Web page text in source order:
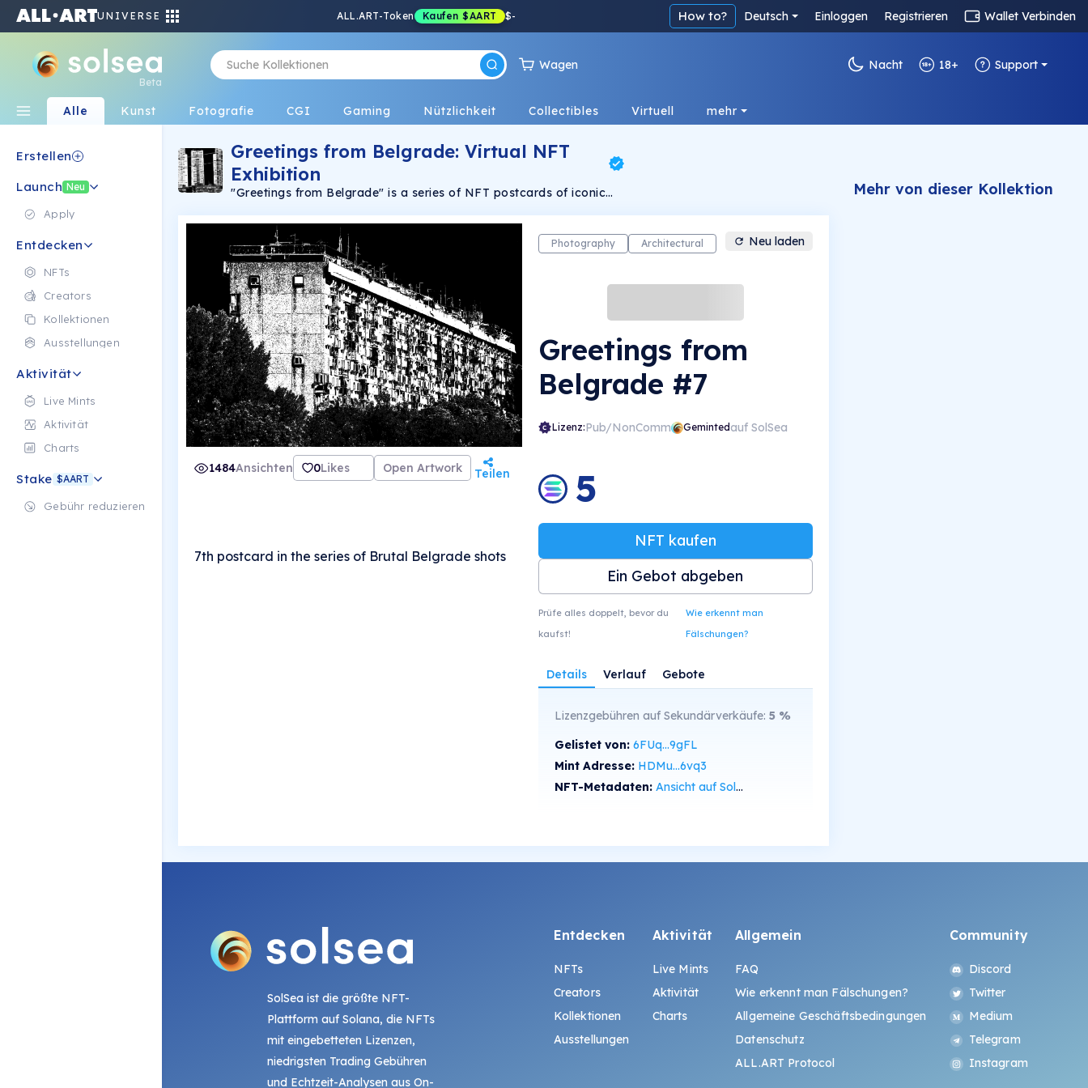
UNIVERSE ALL.ART-Token Kaufen $AART $- How to? Deutsch Einloggen Registrieren Wallet Verbinden
Beta
Wagen Nacht 18+ Support
Alle Kunst Fotografie CGI Gaming Nützlichkeit Collectibles Virtuell mehr
Erstellen
Launch Neu
Apply
Entdecken
NFTs
Creators
Kollektionen
Ausstellungen
Aktivität
Live Mints
Aktivität
Charts
Stake $AART
Gebühr reduzieren
Greetings from Belgrade: Virtual NFT
Exhibition
"Greetings from Belgrade" is a series of NFT postcards of iconic
1484Ansichten 0Likes Open Artwork Teilen
7th postcard in the series of Brutal Belgrade shots
Photography Architectural Neu laden
Greetings from
Belgrade #7
Lizenz:Pub/NonComm Gemintedauf SolSea
5
NFT kaufen
Ein Gebot abgeben
Prüfe alles doppelt, bevor du
kaufst!
Wie erkennt man
Fälschungen?
Details Verlauf Gebote
Lizenzgebühren auf Sekundärverkäufe: 5%
Gelistet von: 6FUq...9gFL
Mint Adresse: HDMu...6vq3
NFT-Metadaten: Ansicht auf SolScan
Mehr von dieser Kollektion
SolSea ist die größte NFT-
Plattform auf Solana, die NFTs
mit eingebetteten Lizenzen,
niedrigsten Trading Gebühren
und Echtzeit-Analysen aus On-
Entdecken
NFTs
Creators
Kollektionen
Ausstellungen
Aktivität
Live Mints
Aktivität
Charts
Allgemein
FAQ
Wie erkennt man Fälschungen?
Allgemeine Geschäftsbedingungen
Datenschutz
ALL.ART Protocol
Community
Discord
Twitter
Medium
Telegram
Instagram